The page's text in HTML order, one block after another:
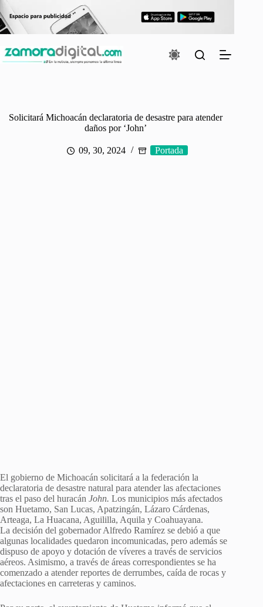
al
contenido
Solicitará Michoacán declaratoria de desastre para atender
daños por ‘John’
09, 30, 2024 Portada
El gobierno de Michoacán solicitará a la federación la
declaratoria de desastre natural para atender las afectaciones
tras el paso del huracán John. Los municipios más afectados
son Huetamo, San Lucas, Apatzingán, Lázaro Cárdenas,
Arteaga, La Huacana, Aguililla, Aquila y Coahuayana.
La decisión del gobernador Alfredo Ramírez se debió a que
algunas localidades quedaron incomunicadas, pero además se
dispuso de apoyo y dotación de víveres a través de servicios
aéreos. Asimismo, a través de áreas correspondientes se ha
comenzado a atender reportes de derrumbes, caída de rocas y
afectaciones en carreteras y caminos.